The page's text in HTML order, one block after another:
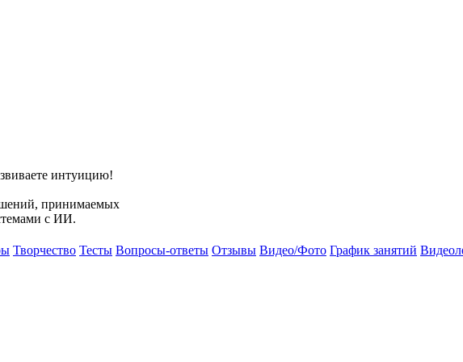
интуицию!
принимаемых
с ИИ.
Творчество Тесты Вопросы-ответы Отзывы Видео/Фото График занятий